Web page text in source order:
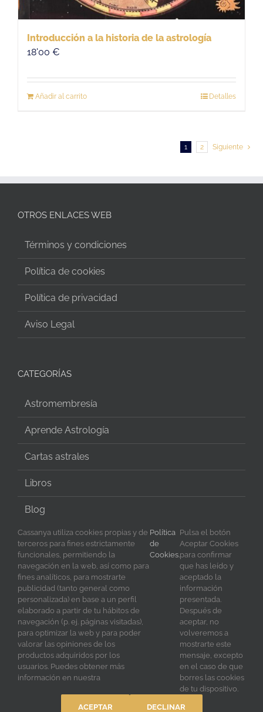
Introducción a la historia de la astrología
18'00 €
Añadir al carrito Detalles
1 2 Siguiente
OTROS ENLACES WEB
Términos y condiciones
Política de cookies
Política de privacidad
Aviso Legal
CATEGORÍAS
Astromembresía
Aprende Astrología
Cartas astrales
Libros
Blog
SÍGUENOS EN REDES
Copyright 2023 Cassanya | All Rights Reserved | Diseño y
Facebook YouTube
Cassanya utiliza cookies propias y de
terceros para fines estrictamente
funcionales, permitiendo la
navegación en la web, así como para
fines analíticos, para mostrarte
publicidad (tanto general como
personalizada) en base a un perfil
elaborado a partir de tu hábitos de
navegación (p. ej. páginas visitadas),
para optimizar la web y para poder
valorar las opiniones de los
productos adquiridos por los
usuarios. Puedes obtener más
información en nuestra
Política
de
Cookies.
Pulsa el botón
Aceptar Cookies
para confirmar
que has leído y
aceptado la
información
presentada.
Después de
aceptar, no
volveremos a
mostrarte este
mensaje, excepto
en el caso de que
borres las cookies
de tu dispositivo.
ACEPTAR DECLINAR